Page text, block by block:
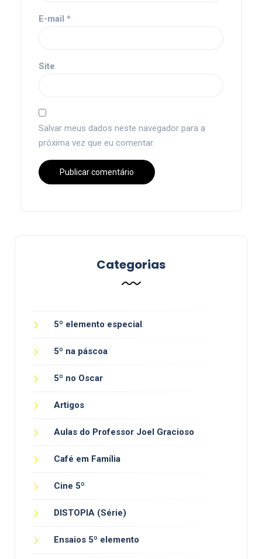
E-mail *
Site
Salvar meus dados neste navegador para a
próxima vez que eu comentar.
Categorias
5º elemento especial
5º na páscoa
5º no Oscar
Artigos
Aulas do Professor Joel Gracioso
Café em Família
Cine 5º
DISTOPIA (Série)
Ensaios 5º elemento